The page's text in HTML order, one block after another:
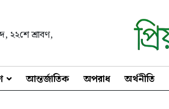
, ২২শে শ্রাবণ,
আন্তর্জাতিক অপরাধ অর্থনীতি